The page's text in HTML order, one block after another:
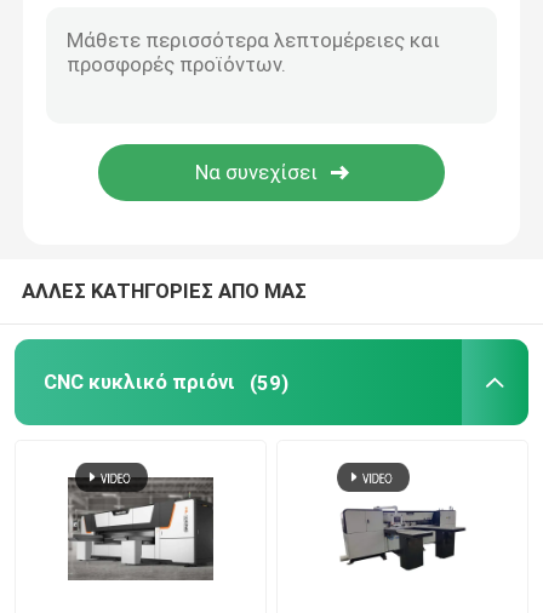
Πριονίζοντας γραμμή
Αναλώσιμα μηχανών
ΑΛΛΕΣ ΚΑΤΗΓΟΡΙΕΣ ΑΠΟ ΜΑΣ
CNC κυκλικό πριόνι (59)